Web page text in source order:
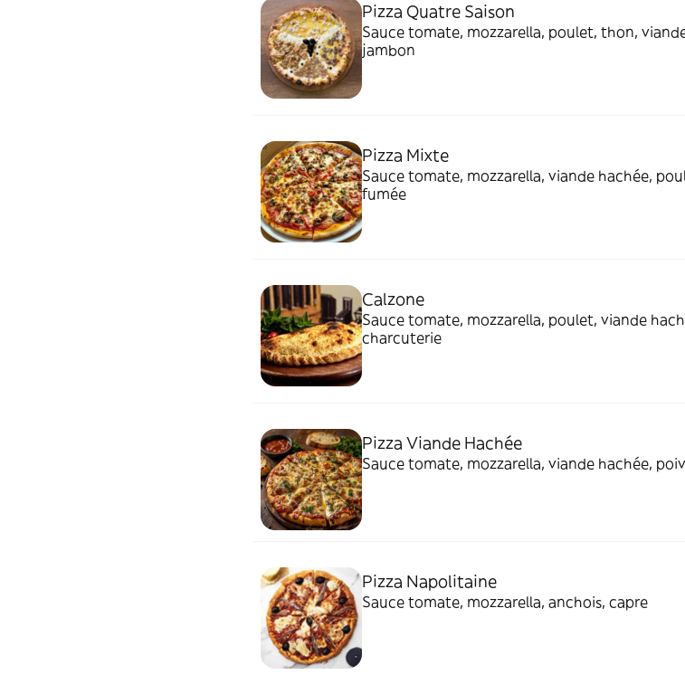
Pizza Quatre Saison
Sauce tomate, mozzarella, poulet, thon,
jambon
Pizza Mixte
Sauce tomate, mozzarella, viande hachée,
fumée
Calzone
Sauce tomate, mozzarella, poulet, viande
charcuterie
Pizza Viande Hachée
Sauce tomate, mozzarella, viande hachée,
Pizza Napolitaine
Sauce tomate, mozzarella, anchois, capre